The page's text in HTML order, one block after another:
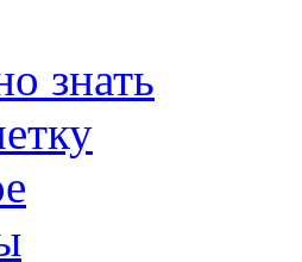
знать